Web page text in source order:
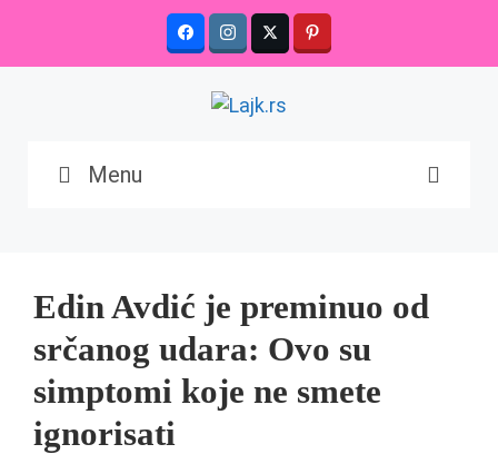
content
Menu
Edin Avdić je preminuo od
srčanog udara: Ovo su
simptomi koje ne smete
ignorisati